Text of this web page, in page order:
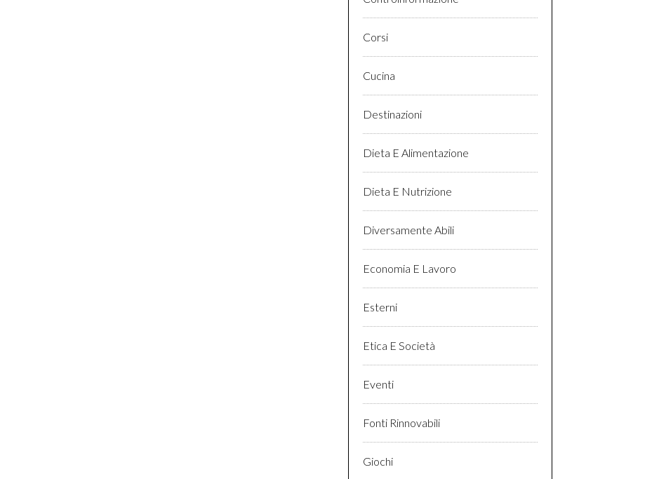
Corsi
Cucina
Destinazioni
Dieta E Alimentazione
Dieta E Nutrizione
Diversamente Abili
Economia E Lavoro
Esterni
Etica E Società
Eventi
Fonti Rinnovabili
Giochi